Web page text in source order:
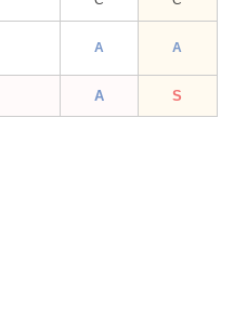
A A
A S